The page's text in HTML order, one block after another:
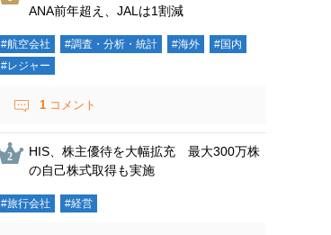
ANA前年超え、JALは1割減
#航空会社 #調査・分析・統計 #海外
#国内
#レジャー
1 コメント
HIS、株主優待を大幅拡充 最大300万株
の自己株式取得も実施
#旅行会社 #経営